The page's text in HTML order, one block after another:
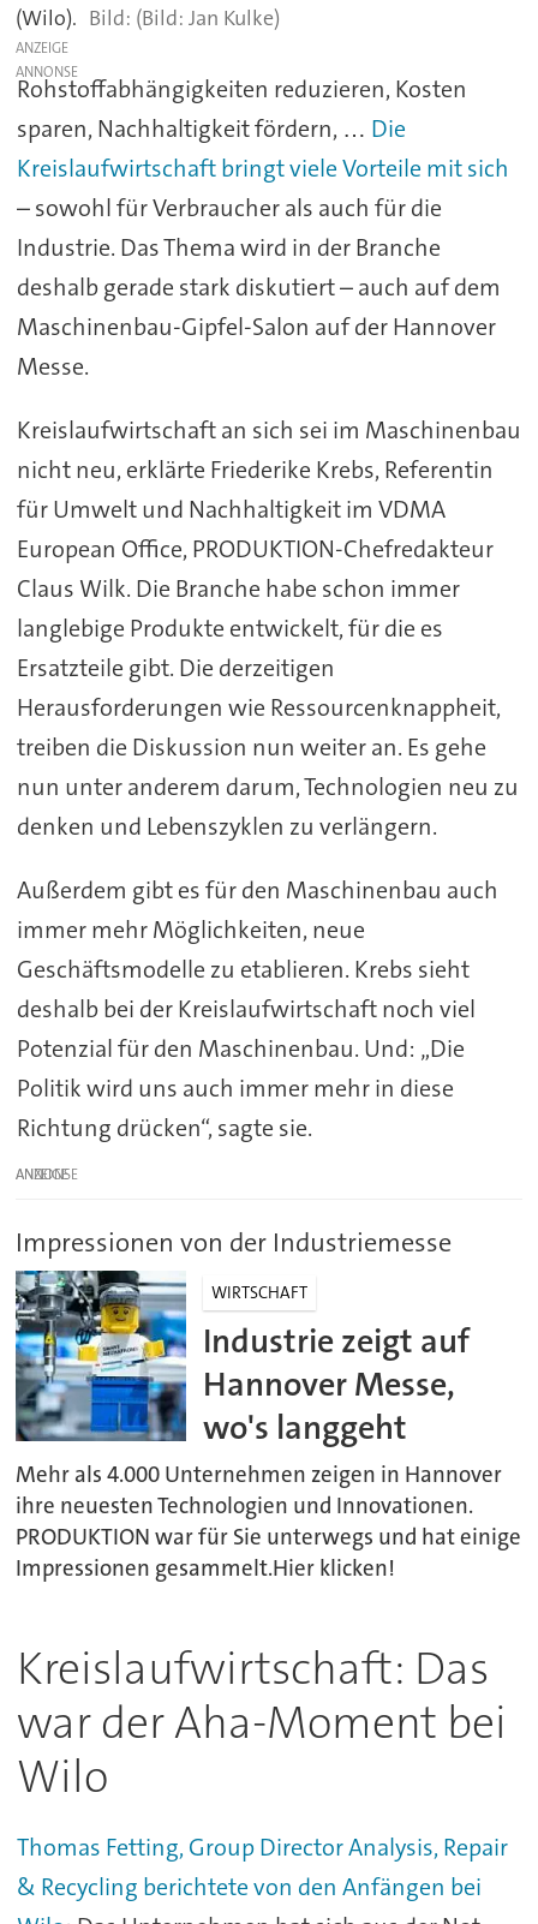
(Wilo).
(Bild: Jan Kulke)
ANZEIGE
Rohstoffabhängigkeiten reduzieren, Kosten
sparen, Nachhaltigkeit fördern, … Die
Kreislaufwirtschaft bringt viele Vorteile mit sich
– sowohl für Verbraucher als auch für die
Industrie. Das Thema wird in der Branche
deshalb gerade stark diskutiert – auch auf dem
Maschinenbau-Gipfel-Salon auf der Hannover
Messe.
Kreislaufwirtschaft an sich sei im Maschinenbau
nicht neu, erklärte Friederike Krebs, Referentin
für Umwelt und Nachhaltigkeit im VDMA
European Office, PRODUKTION-Chefredakteur
Claus Wilk. Die Branche habe schon immer
langlebige Produkte entwickelt, für die es
Ersatzteile gibt. Die derzeitigen
Herausforderungen wie Ressourcenknappheit,
treiben die Diskussion nun weiter an. Es gehe
nun unter anderem darum, Technologien neu zu
denken und Lebenszyklen zu verlängern.
Außerdem gibt es für den Maschinenbau auch
immer mehr Möglichkeiten, neue
Geschäftsmodelle zu etablieren. Krebs sieht
deshalb bei der Kreislaufwirtschaft noch viel
Potenzial für den Maschinenbau. Und: „Die
Politik wird uns auch immer mehr in diese
Richtung drücken“, sagte sie.
ANZEIGE
Impressionen von der Industriemesse
WIRTSCHAFT
Industrie zeigt auf
Hannover Messe,
wo's langgeht
Mehr als 4.000 Unternehmen zeigen in Hannover
ihre neuesten Technologien und Innovationen.
PRODUKTION war für Sie unterwegs und hat einige
Impressionen gesammelt.Hier klicken!
Kreislaufwirtschaft: Das
war der Aha-Moment bei
Wilo
Thomas Fetting, Group Director Analysis, Repair
& Recycling berichtete von den Anfängen bei